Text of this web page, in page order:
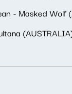
- Masked Wolf